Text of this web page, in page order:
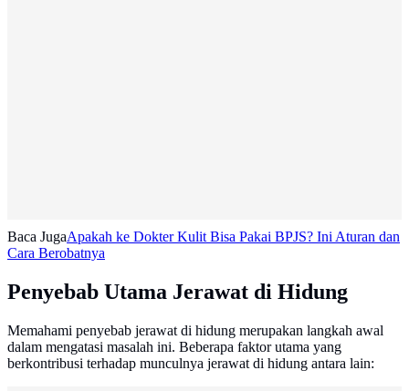
Baca JugaApakah ke Dokter Kulit Bisa Pakai BPJS? Ini Aturan dan
Cara Berobatnya
Penyebab Utama Jerawat di Hidung
Memahami penyebab jerawat di hidung merupakan langkah awal
dalam mengatasi masalah ini. Beberapa faktor utama yang
berkontribusi terhadap munculnya jerawat di hidung antara lain: